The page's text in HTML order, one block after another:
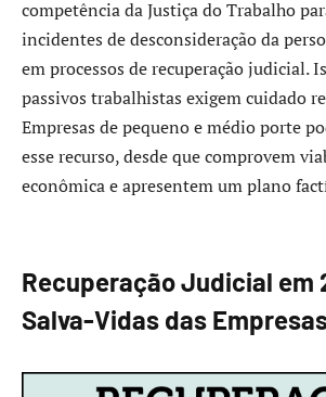
competência da Justiça do Trabalho
incidentes de desconsideração da
em processos de recuperação judicial.
passivos trabalhistas exigem cuidado
Empresas de pequeno e médio porte
esse recurso, desde que comprovem
econômica e apresentem um plano
Recuperação Judicial em
Salva-Vidas das